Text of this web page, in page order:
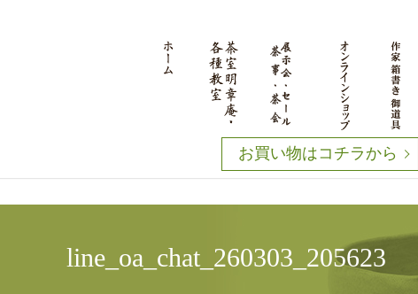
お買い物はコチラから
line_oa_chat_260303_205623